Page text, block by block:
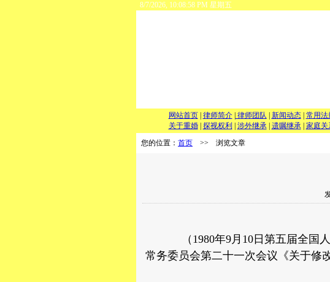
8/7/2026, 10:08:58 PM 星期五
网站首页 律师简介 律师团队 新闻动态 常用法
关于重婚
探视权利 涉外继承 遗嘱继承 家庭关
您的位置： 首页 >> 浏览文章
（1980年9月10日第五届全国人
常务委员会第二十一次会议《关于修